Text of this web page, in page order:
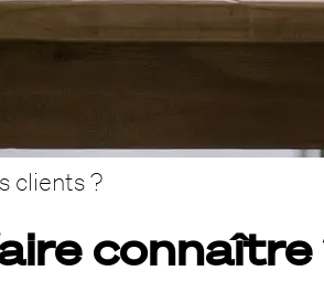
clients ?
connaître